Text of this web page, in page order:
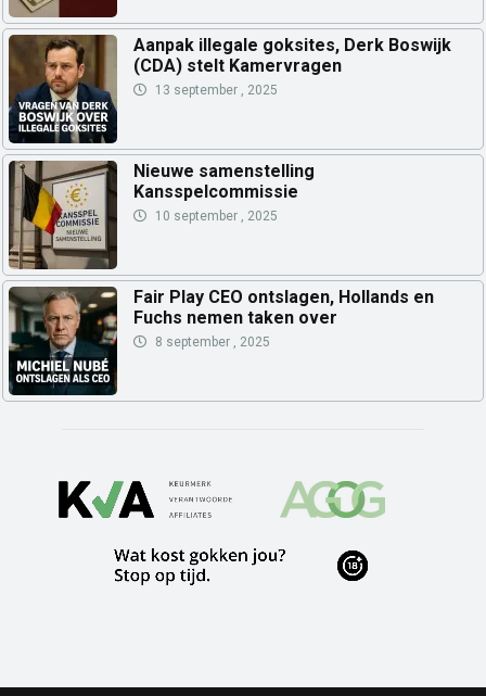
Aanpak illegale goksites, Derk Boswijk
(CDA) stelt Kamervragen
13 september , 2025
Nieuwe samenstelling
Kansspelcommissie
10 september , 2025
Fair Play CEO ontslagen, Hollands en
Fuchs nemen taken over
8 september , 2025